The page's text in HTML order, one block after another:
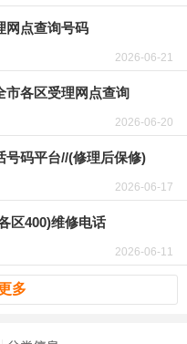
网点查询号码
2026-06-21
各区受理网点查询
2026-06-20
号码平台//(修理后保修)
2026-06-17
区400)维修电话
2026-06-11
多